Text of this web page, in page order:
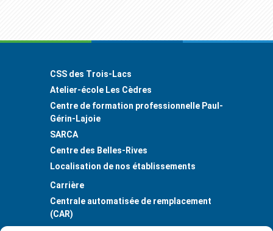
Footer
CSS des Trois-Lacs
Atelier-école Les Cèdres
Centre de formation professionnelle Paul-
Gérin-Lajoie
SARCA
Centre des Belles-Rives
Localisation de nos établissements
Carrière
Centrale automatisée de remplacement
(CAR)